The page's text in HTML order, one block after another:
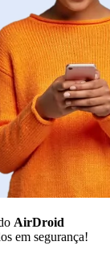
AirDroid
em segurança!